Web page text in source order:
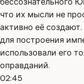
что их мысли не
активно её
для построения
использовали его
оправданий.
02:45